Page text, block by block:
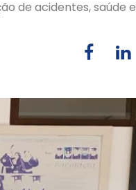
de acidentes, saúde e